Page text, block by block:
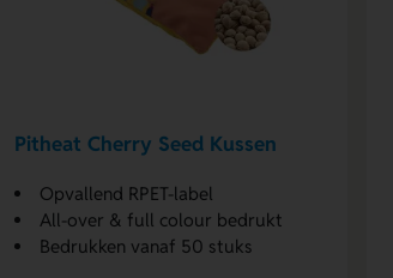
Pitheat Cherry Seed Kussen
Opvallend RPET-label
All-over & full colour bedrukt
Bedrukken vanaf 50 stuks